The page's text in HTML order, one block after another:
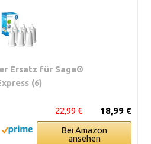
Ersatz für Sage®
(6)
18,99 €
22,99 €
Bei Amazon
ansehen